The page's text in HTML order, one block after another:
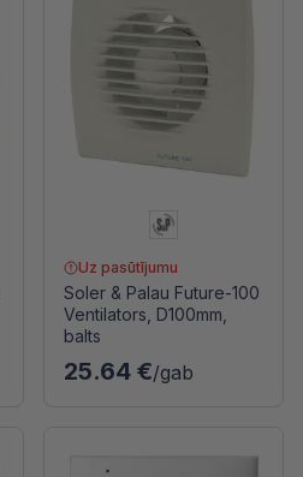
Uz pasūtījumu
Soler & Palau Future-100
Ventilators, D100mm,
balts
25.64 €/gab